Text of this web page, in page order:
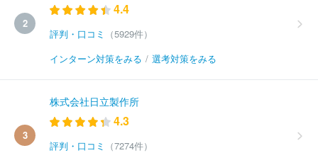
2
4.4
評判・口コミ
（5929件）
インターン対策をみる / 選考対策をみる
3
株式会社日立製作所
4.3
評判・口コミ
（7274件）